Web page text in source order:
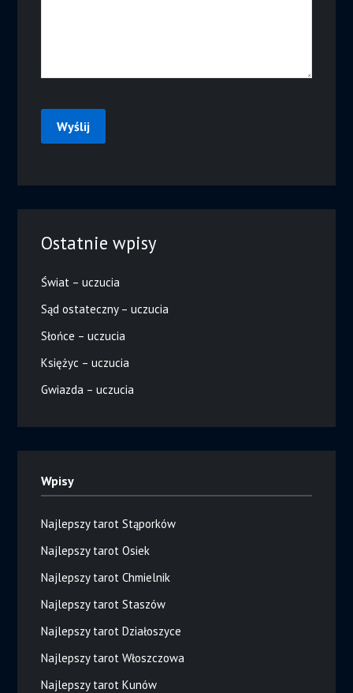
Ostatnie wpisy
Świat – uczucia
Sąd ostateczny – uczucia
Słońce – uczucia
Księżyc – uczucia
Gwiazda – uczucia
Wpisy
Najlepszy tarot Stąporków
Najlepszy tarot Osiek
Najlepszy tarot Chmielnik
Najlepszy tarot Staszów
Najlepszy tarot Działoszyce
Najlepszy tarot Włoszczowa
Najlepszy tarot Kunów